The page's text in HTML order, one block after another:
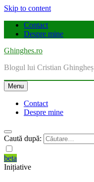
Skip to content
Contact
Despre mine
Ghinghes.ro
Blogul lui Cristian Ghingheș
Menu
Contact
Despre mine
Caută după:
beta
Inițiative